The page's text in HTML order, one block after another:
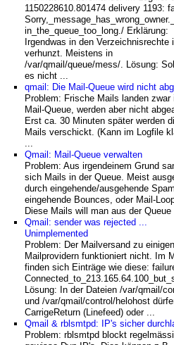
1150228610.801474 delivery 1193:
in_the_queue_too_long./ Erklärung:
Irgendwas in den Verzeichnisrechte
verhunzt. Meistens in
/var/qmail/queue/mess/. Lösung:
es nicht ...
qmail: Die Mail-Queue wird nicht
Problem: Frische Mails landen zwar
Mail-Queue, werden aber nicht
Erst ca. 30 Minuten später werden
Mails verschickt. (Kann im Logfile
...
Qmail: Mail-Queue verwalten
Problem: Aus irgendeinem Grund
sich Mails in der Queue. Meist
durch eingehende/ausgehende
eingehende Bounces, oder Mail-
Diese Mails will man aus der Queue
Qmail: sender was rejected ...
Unimplemented
Problem: Der Mailversand zu einigen
Mailprovidern funktioniert nicht. Im
finden sich Einträge wie diese:
Lösung: In der Dateien /var/qmail/
und /var/qmail/control/helohost
CarrigeReturn (Linefeed) oder ...
Qmail & rblsmtpd: IP's sicher
Problem: rblsmtpd blockt